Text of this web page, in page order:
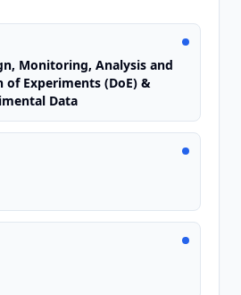
Monitoring, Analysis and
of Experiments (DoE) &
Data